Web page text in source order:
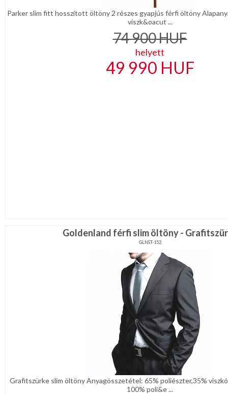
Parker slim fitt hosszított öltöny 2 részes gyapjús férfi öltöny
viszk&oacut ...
74 900HUF
helyett
49 990 HUF
Goldenland férfi slim öltöny -
GLNST-152
Grafitszürke slim öltöny Anyagösszetétel: 65% poliészter,35%
100% poli&e ...